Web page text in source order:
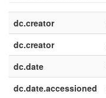
dc.creator
dc.creator
dc.date
dc.date.accessioned